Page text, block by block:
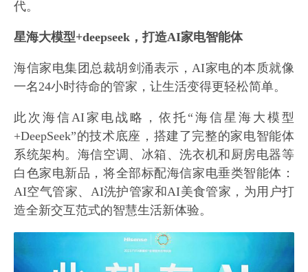
代。
星海大模型+deepseek，打造AI家电智能体
海信家电集团总裁胡剑涌表示，AI家电的本质就像
一名24小时待命的管家，让生活变得更轻松简单。
此次海信AI家电战略，依托“海信星海大模型
+DeepSeek”的技术底座，搭建了完整的家电智能体
系统架构。海信空调、冰箱、洗衣机和厨房电器等
白色家电新品，将全部标配海信家电垂类智能体：
AI空气管家、AI洗护管家和AI美食管家，为用户打
造全新交互范式的智慧生活新体验。